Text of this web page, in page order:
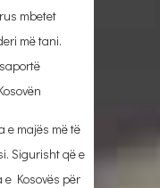
mbetet
më tani.
e majës më të
Sigurisht që e
Kosovës për